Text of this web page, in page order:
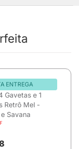
ENTREGA
Gavetas e 1
Retrô Mel -
Savana